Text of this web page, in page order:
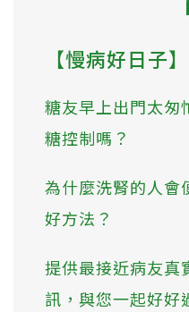
【慢病好日子】
糖友早上出門太匆
糖控制嗎？
為什麼洗腎的人會
好方法？
提供最接近病友真
訊，與您一起好好